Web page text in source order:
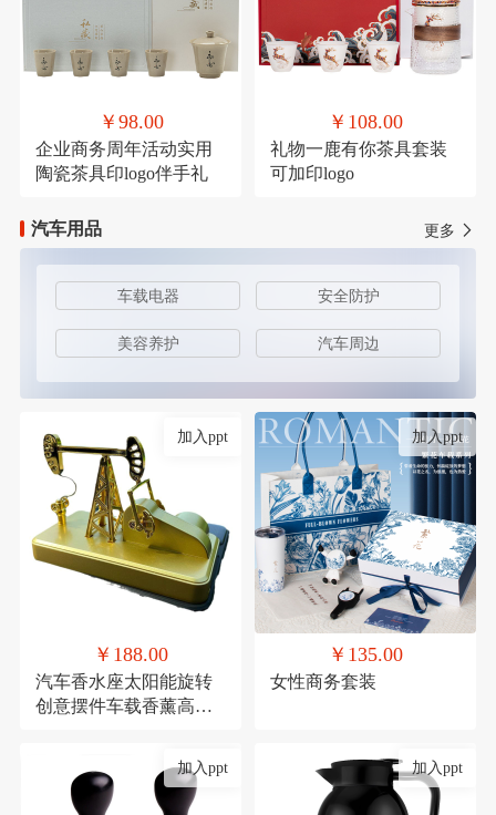
￥98.00
企业商务周年活动实用
陶瓷茶具印logo伴手礼
￥108.00
礼物一鹿有你茶具套装
可加印logo
汽车用品 更多
车载电器 安全防护
美容养护 汽车周边
加入ppt
￥188.00
汽车香水座太阳能旋转
创意摆件车载香薰高档
加入ppt
￥135.00
女性商务套装
加入ppt 加入ppt